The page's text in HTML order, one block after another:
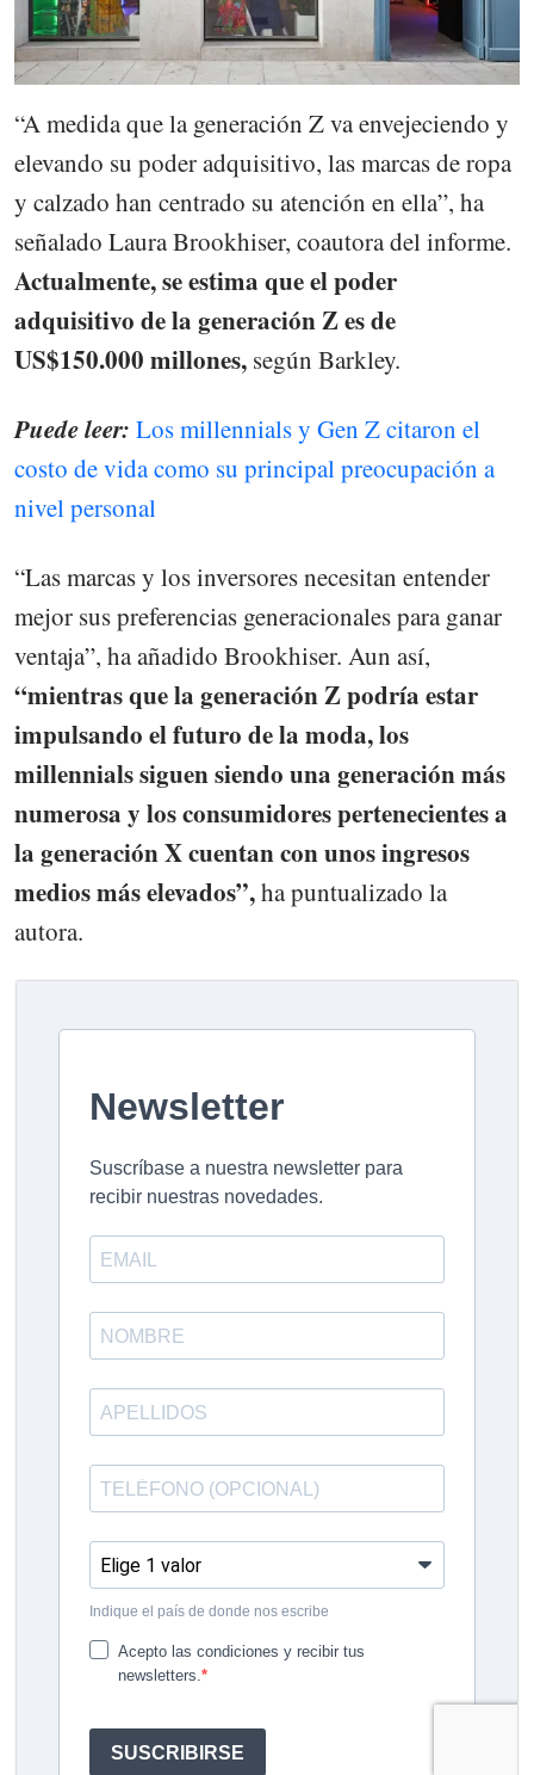
“A medida que la generación Z va envejeciendo y
elevando su poder adquisitivo, las marcas de ropa
y calzado han centrado su atención en ella”, ha
señalado Laura Brookhiser, coautora del informe.
Actualmente, se estima que el poder
adquisitivo de la generación Z es de
US$150.000 millones, según Barkley.
Puede leer: Los millennials y Gen Z citaron el
costo de vida como su principal preocupación a
nivel personal
“Las marcas y los inversores necesitan entender
mejor sus preferencias generacionales para ganar
ventaja”, ha añadido Brookhiser. Aun así,
“mientras que la generación Z podría estar
impulsando el futuro de la moda, los
millennials siguen siendo una generación más
numerosa y los consumidores pertenecientes a
la generación X cuentan con unos ingresos
medios más elevados”,ha puntualizado la
autora.